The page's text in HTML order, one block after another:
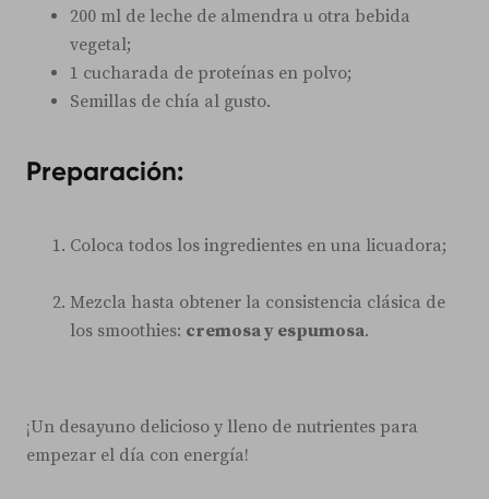
200 ml de leche de almendra u otra bebida
vegetal;
1 cucharada de proteínas en polvo;
Semillas de chía al gusto.
Preparación:
Coloca todos los ingredientes en una licuadora;
Mezcla hasta obtener la consistencia clásica de
los smoothies: cremosa y espumosa.
¡Un desayuno delicioso y lleno de nutrientes para
empezar el día con energía!